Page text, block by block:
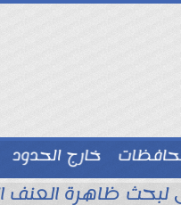
خارج الحدود
توك